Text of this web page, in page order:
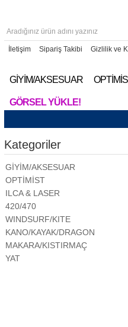
İletişim Sipariş Takibi Gizlilik ve
GİYİM/AKSESUAR
GÖRSEL YÜKLE!
Kategoriler
GİYİM/AKSESUAR
OPTİMİST
ILCA & LASER
420/470
WINDSURF/KITE
KANO/KAYAK/DRAGON
MAKARA/KISTIRMAÇ
YAT